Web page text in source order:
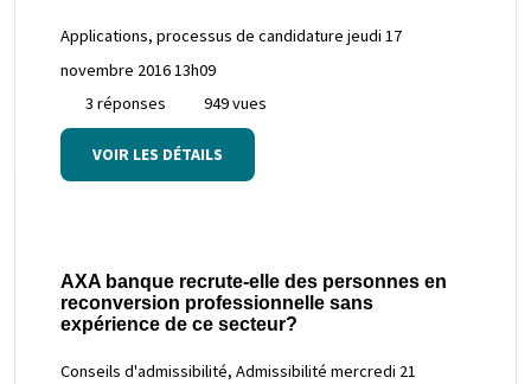
Applications, processus de candidature jeudi 17
novembre 2016 13h09
3 réponses
949 vues
VOIR LES DÉTAILS
AXA banque recrute-elle des personnes en
reconversion professionnelle sans
expérience de ce secteur?
Conseils d'admissibilité, Admissibilité mercredi 21